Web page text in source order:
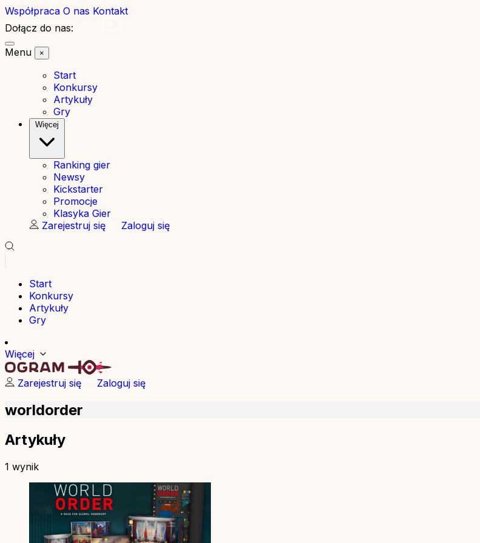
Współpraca O nas Kontakt
Dołącz do nas:
Menu
×
Start
Konkursy
Artykuły
Gry
Więcej
Ranking gier
Newsy
Kickstarter
Promocje
Klasyka Gier
Zarejestruj się
Zaloguj się
Start
Konkursy
Artykuły
Gry
Więcej
Zarejestruj się Zaloguj się
worldorder
Artykuły
1 wynik